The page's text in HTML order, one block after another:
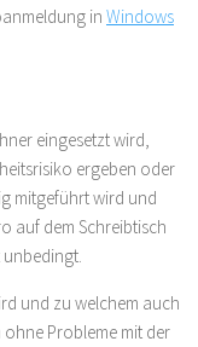
in Windows
eingesetzt wird,
ergeben oder
mitgeführt wird und
auf dem Schreibtisch
und zu welchem auch
Probleme mit der